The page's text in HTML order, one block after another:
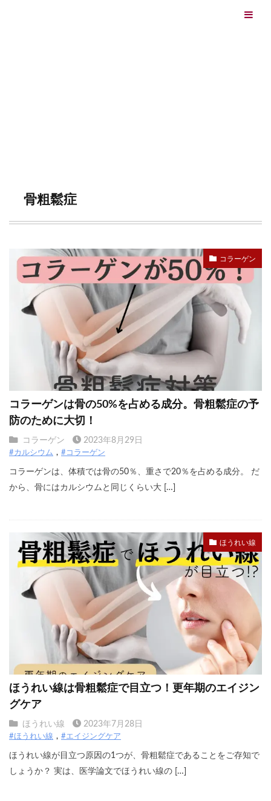
骨粗鬆症
コラーゲン
コラーゲンは骨の50%を占める成分。骨粗鬆症の予
防のために大切！
コラーゲン 2023年8月29日
#カルシウム #コラーゲン
コラーゲンは、体積では骨の50％、重さで20％を占める成分。 だ
から、骨にはカルシウムと同じくらい大 […]
ほうれい線
ほうれい線は骨粗鬆症で目立つ！更年期のエイジン
グケア
ほうれい線 2023年7月28日
#ほうれい線 #エイジングケア
ほうれい線が目立つ原因の1つが、骨粗鬆症であることをご存知で
しょうか？ 実は、医学論文でほうれい線の […]